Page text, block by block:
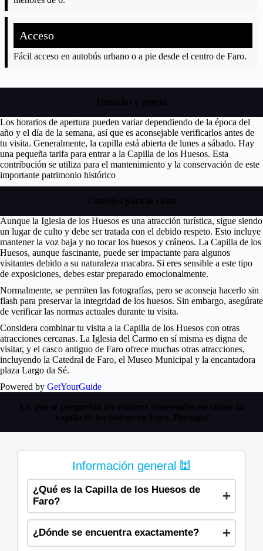
Acceso
Fácil acceso en autobús urbano o a pie desde el centro de Faro.
Los horarios de apertura pueden variar dependiendo de la época del
año y el día de la semana, así que es aconsejable verificarlos antes de
tu visita. Generalmente, la capilla está abierta de lunes a sábado. Hay
una pequeña tarifa para entrar a la Capilla de los Huesos. Esta
contribución se utiliza para el mantenimiento y la conservación de este
importante patrimonio histórico
Aunque la Iglesia de los Huesos es una atracción turística, sigue siendo
un lugar de culto y debe ser tratada con el debido respeto. Esto incluye
mantener la voz baja y no tocar los huesos y cráneos. La Capilla de los
Huesos, aunque fascinante, puede ser impactante para algunos
visitantes debido a su naturaleza macabra. Si eres sensible a este tipo
de exposiciones, debes estar preparado emocionalmente.
Normalmente, se permiten las fotografías, pero se aconseja hacerlo sin
flash para preservar la integridad de los huesos. Sin embargo, asegúrate
de verificar las normas actuales durante tu visita.
Considera combinar tu visita a la Capilla de los Huesos con otras
atracciones cercanas. La Iglesia del Carmo en sí misma es digna de
visitar, y el casco antiguo de Faro ofrece muchas otras atracciones,
incluyendo la Catedral de Faro, el Museo Municipal y la encantadora
plaza Largo da Sé.
Powered by GetYourGuide
Información general 🕍
¿Qué es la Capilla de los Huesos de
Faro?
¿Dónde se encuentra exactamente?